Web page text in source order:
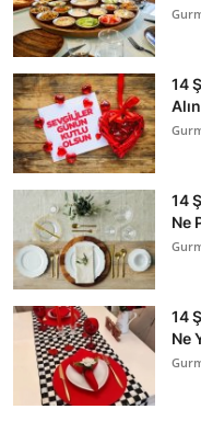
14
14
Ne
14
Ne